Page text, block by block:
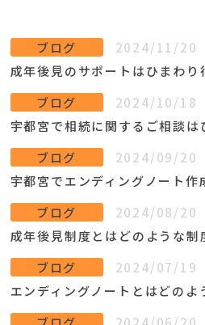
ブログ
2024/11/20
成年後見のサポートはひまわ
ブログ
2024/10/18
ブログ
2024/09/20
ブログ
2024/08/20
成年後見制度とはどのような制
ブログ
2024/07/19
エンディングノートとはどのよ